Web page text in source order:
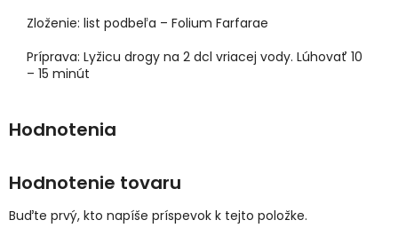
Zloženie: list podbeľa – Folium Farfarae
Príprava: Lyžicu drogy na 2 dcl vriacej vody. Lúhovať 10
– 15 minút
Hodnotenie tovaru
Buďte prvý, kto napíše príspevok k tejto položke.